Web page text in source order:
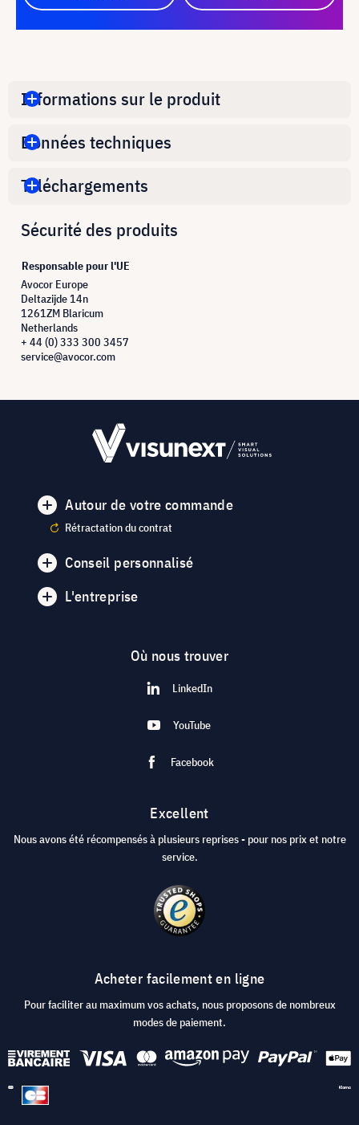
Informations sur le produit
Données techniques
Téléchargements
Sécurité des produits
Responsable pour l'UE
Avocor Europe
Deltazijde 14n
1261ZM Blaricum
Netherlands
+ 44 (0) 333 300 3457
service@avocor.com
Autour de votre commande
Rétractation du contrat
Conseil personnalisé
L'entreprise
Où nous trouver
LinkedIn
YouTube
Facebook
Excellent
Nous avons été récompensés à plusieurs reprises - pour nos prix et notre
service.
Acheter facilement en ligne
Pour faciliter au maximum vos achats, nous proposons de nombreux
modes de paiement.